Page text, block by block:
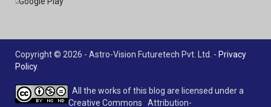
Copyright © 2026 - Astro-Vision Futuretech Pvt. Ltd. - Privacy
Policy.
All the works of this blog are licensed under a
Creative Commons Attribution-